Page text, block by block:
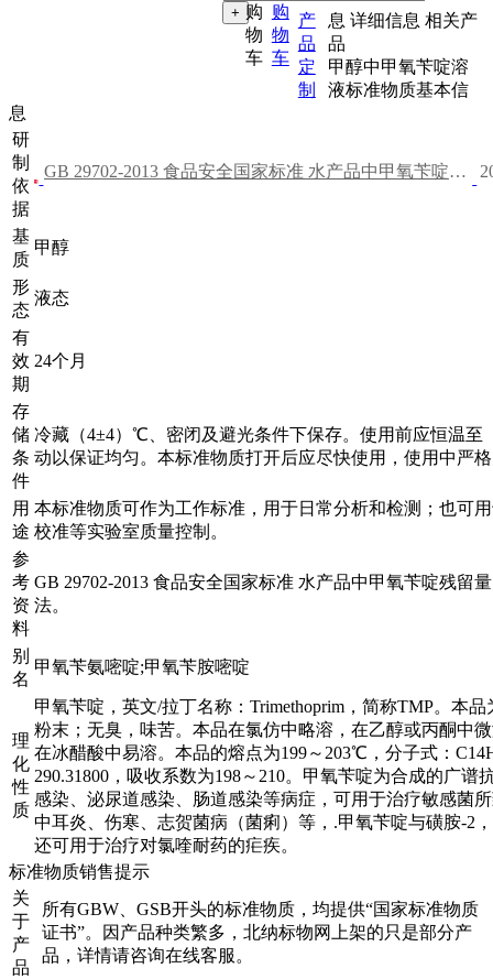
购
物
车
购
物
车
产
品
定
制
息 详细信息 相关产
品
甲醇中甲氧苄啶溶
液标准物质基本信
息
研
制
依
据
GB 29702-2013 食品安全国家标准 水产品中甲氧苄啶残留量的测定 高效液相色谱法
基
质
甲醇
形
态
液态
有
效
期
24个月
存
储
条
件
冷藏（4±4）℃、密闭及避光条件下保存。使用前应恒温至
动以保证均匀。本标准物质打开后应尽快使用，使用中严
用
途
本标准物质可作为工作标准，用于日常分析和检测；也可
校准等实验室质量控制。
参
考
资
料
GB 29702-2013 食品安全国家标准 水产品中甲氧苄啶残留
法。
别
名
甲氧苄氨嘧啶;甲氧苄胺嘧啶
理
化
性
质
甲氧苄啶，英文/拉丁名称：Trimethoprim，简称TMP。本
粉末；无臭，味苦。本品在氯仿中略溶，在乙醇或丙酮中
在冰醋酸中易溶。本品的熔点为199～203℃，分子式：
290.31800，吸收系数为198～210。甲氧苄啶为合成的广谱
感染、泌尿道感染、肠道感染等病症，可用于治疗敏感菌
中耳炎、伤寒、志贺菌病（菌痢）等，.甲氧苄啶与磺胺-2
还可用于治疗对氯喹耐药的疟疾。
标准物质销售提示
关
于
产
品
所有GBW、GSB开头的标准物质，均提供“国家标准物质
证书”。因产品种类繁多，北纳标物网上架的只是部分产
品，详情请咨询在线客服。